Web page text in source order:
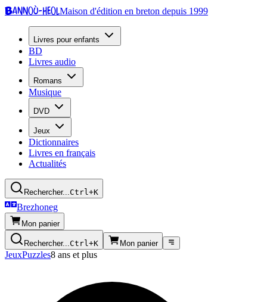
Bannoù-heolMaison d'édition en breton depuis 1999
Livres pour enfants
BD
Livres audio
Romans
Musique
DVD
Jeux
Dictionnaires
Livres en français
Actualités
Rechercher...Ctrl+K
Brezhoneg
Mon panier
Rechercher...Ctrl+K Mon panier
JeuxPuzzles8 ans et plus